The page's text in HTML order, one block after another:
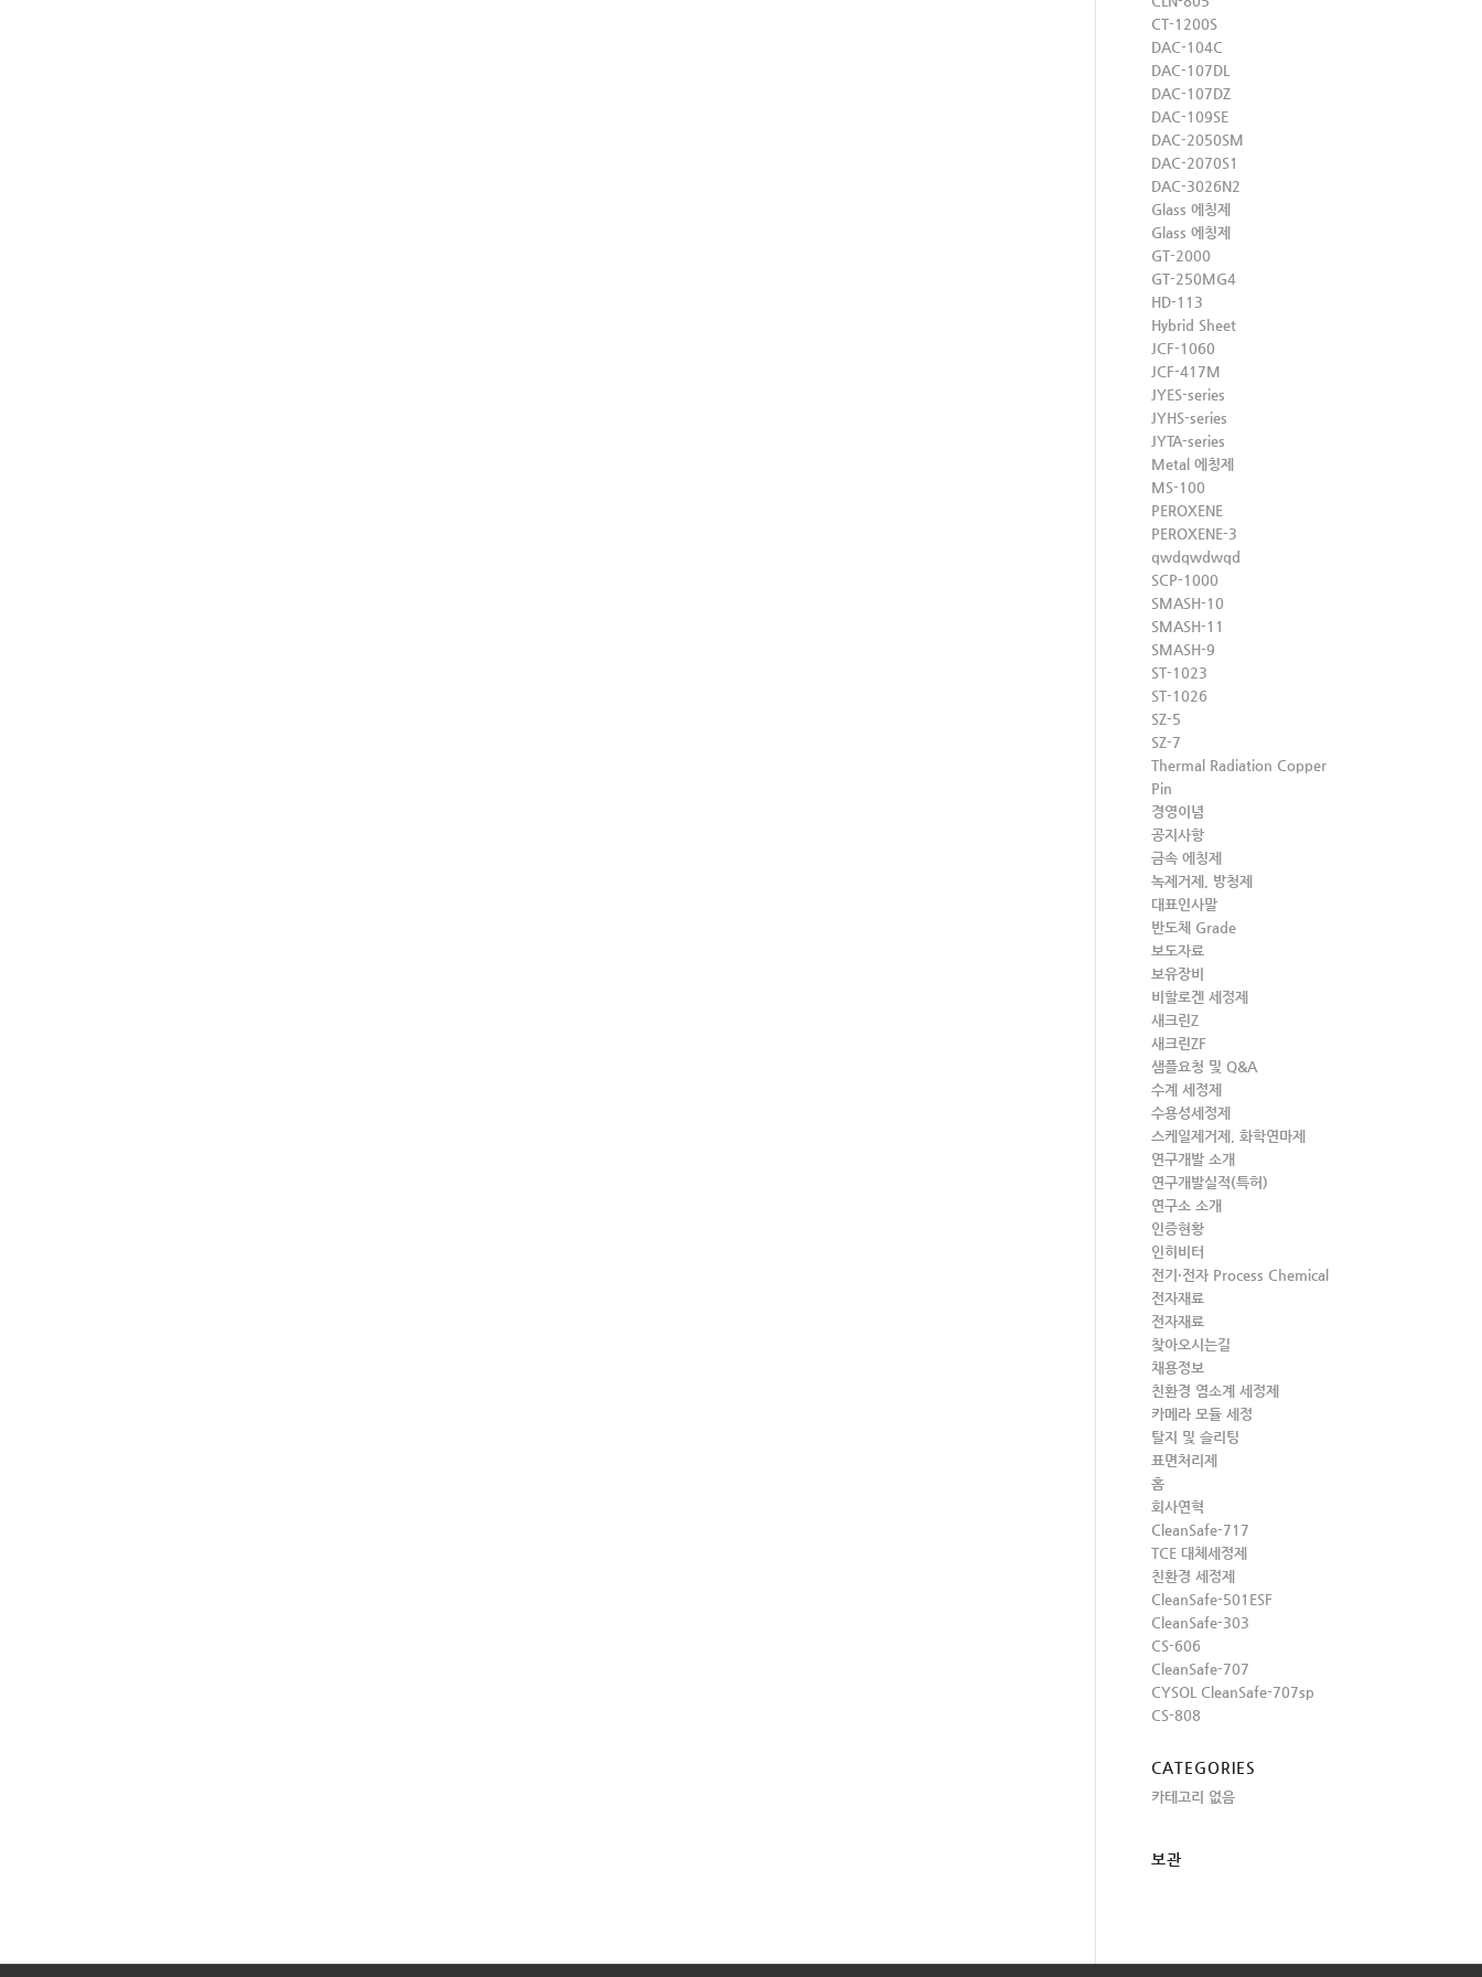
CT-1200S
DAC-104C
DAC-107DL
DAC-107DZ
DAC-109SE
DAC-2050SM
DAC-2070S1
DAC-3026N2
Glass 에칭제
Glass 에칭제
GT-2000
GT-250MG4
HD-113
Hybrid Sheet
JCF-1060
JCF-417M
JYES-series
JYHS-series
JYTA-series
Metal 에칭제
MS-100
PEROXENE
PEROXENE-3
qwdqwdwqd
SCP-1000
SMASH-10
SMASH-11
SMASH-9
ST-1023
ST-1026
SZ-5
SZ-7
Thermal Radiation Copper
Pin
경영이념
공지사항
금속 에칭제
녹제거제, 방청제
대표인사말
반도체 Grade
보도자료
보유장비
비할로겐 세정제
새크린Z
새크린ZF
샘플요청 및 Q&A
수계 세정제
수용성세정제
스케일제거제, 화학연마제
연구개발 소개
연구개발실적(특허)
연구소 소개
인증현황
인히비터
전기·전자 Process Chemical
전자재료
전자재료
찾아오시는길
채용정보
친환경 염소계 세정제
카메라 모듈 세정
탈지 및 슬리팅
표면처리제
홈
회사연혁
CleanSafe-717
TCE 대체세정제
친환경 세정제
CleanSafe-501ESF
CleanSafe-303
CS-606
CleanSafe-707
CYSOL CleanSafe-707sp
CS-808
CATEGORIES
카테고리 없음
보관